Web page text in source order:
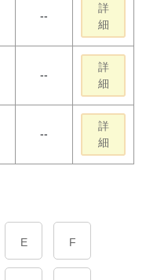
--
詳
細
--
詳
細
--
詳
細
E F